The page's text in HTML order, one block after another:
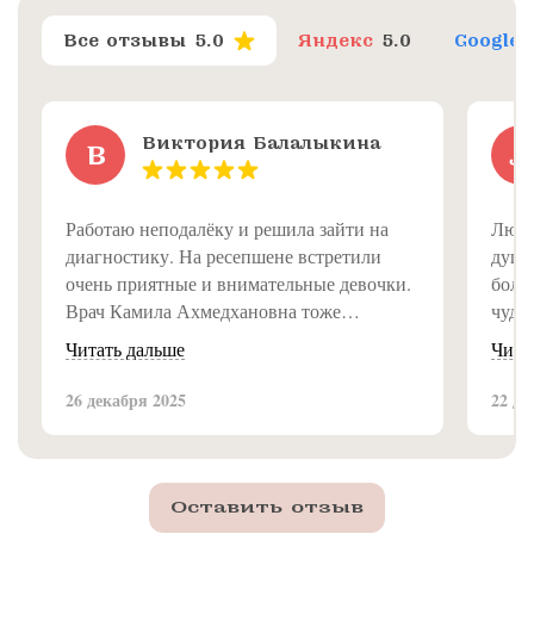
Все отзывы 5.0 Яндекс 5.0 Google
В Виктория Балалыкина
Работаю неподалёку и решила зайти на
диагностику. На ресепшене встретили
очень приятные и внимательные девочки.
Врач Камила Ахмедхановна тоже
замечательная, всё объяснила доступно и
подробно. Впечатление от клиники самое
приятное, рекомендую!
Читать дальше
26 декабря 2025
Л
22
Оставить отзыв